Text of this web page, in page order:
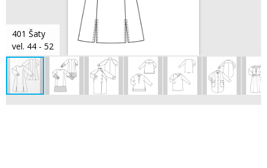
401 Šaty
vel. 44 - 52